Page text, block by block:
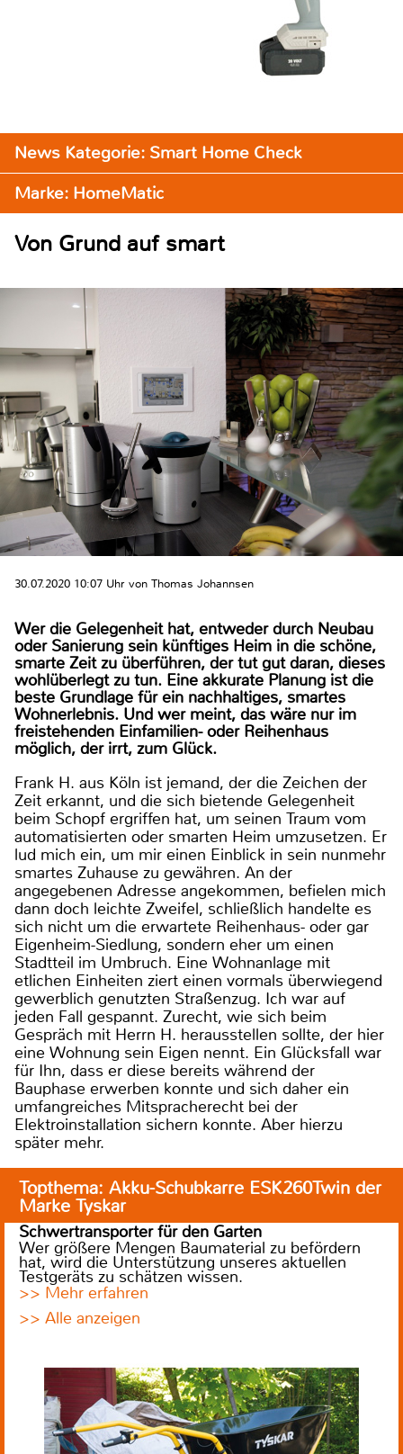
News Kategorie: Smart Home Check
Marke: HomeMatic
Von Grund auf smart
30.07.2020 10:07 Uhr von Thomas Johannsen
Wer die Gelegenheit hat, entweder durch Neubau
oder Sanierung sein künftiges Heim in die schöne,
smarte Zeit zu überführen, der tut gut daran, dieses
wohlüberlegt zu tun. Eine akkurate Planung ist die
beste Grundlage für ein nachhaltiges, smartes
Wohnerlebnis. Und wer meint, das wäre nur im
freistehenden Einfamilien- oder Reihenhaus
möglich, der irrt, zum Glück.
Frank H. aus Köln ist jemand, der die Zeichen der
Zeit erkannt, und die sich bietende Gelegenheit
beim Schopf ergriffen hat, um seinen Traum vom
automatisierten oder smarten Heim umzusetzen. Er
lud mich ein, um mir einen Einblick in sein nunmehr
smartes Zuhause zu gewähren. An der
angegebenen Adresse angekommen, befielen mich
dann doch leichte Zweifel, schließlich handelte es
sich nicht um die erwartete Reihenhaus- oder gar
Eigenheim-Siedlung, sondern eher um einen
Stadtteil im Umbruch. Eine Wohnanlage mit
etlichen Einheiten ziert einen vormals überwiegend
gewerblich genutzten Straßenzug. Ich war auf
jeden Fall gespannt. Zurecht, wie sich beim
Gespräch mit Herrn H. herausstellen sollte, der hier
eine Wohnung sein Eigen nennt. Ein Glücksfall war
für Ihn, dass er diese bereits während der
Bauphase erwerben konnte und sich daher ein
umfangreiches Mitspracherecht bei der
Elektroinstallation sichern konnte. Aber hierzu
später mehr.
Topthema: Akku-Schubkarre ESK260Twin der
Marke Tyskar
Schwertransporter für den Garten
Wer größere Mengen Baumaterial zu befördern
hat, wird die Unterstützung unseres aktuellen
Testgeräts zu schätzen wissen.
>> Mehr erfahren
>> Alle anzeigen